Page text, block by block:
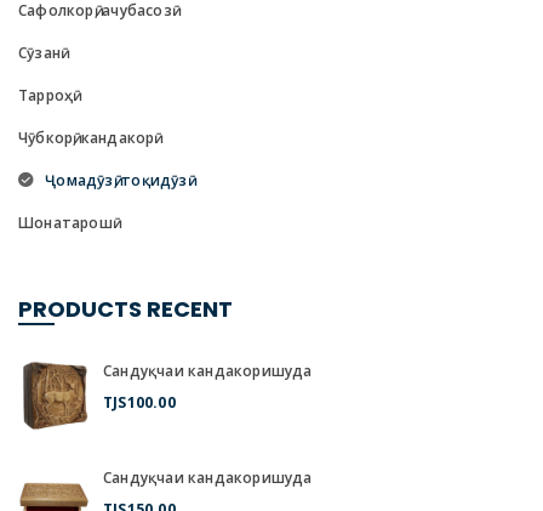
Сафолкорӣ, ачубасозӣ
Сӯзанӣ
Тарроҳӣ
Чӯбкорӣ, кандакорӣ
Ҷомадӯзӣ, тоқидӯзӣ
Шонатарошӣ
PRODUCTS RECENT
Сандуқчаи кандакоришуда
TJS100.00
Сандуқчаи кандакоришуда